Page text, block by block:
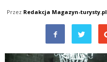
Przez Redakcja Magazyn-turysty.pl